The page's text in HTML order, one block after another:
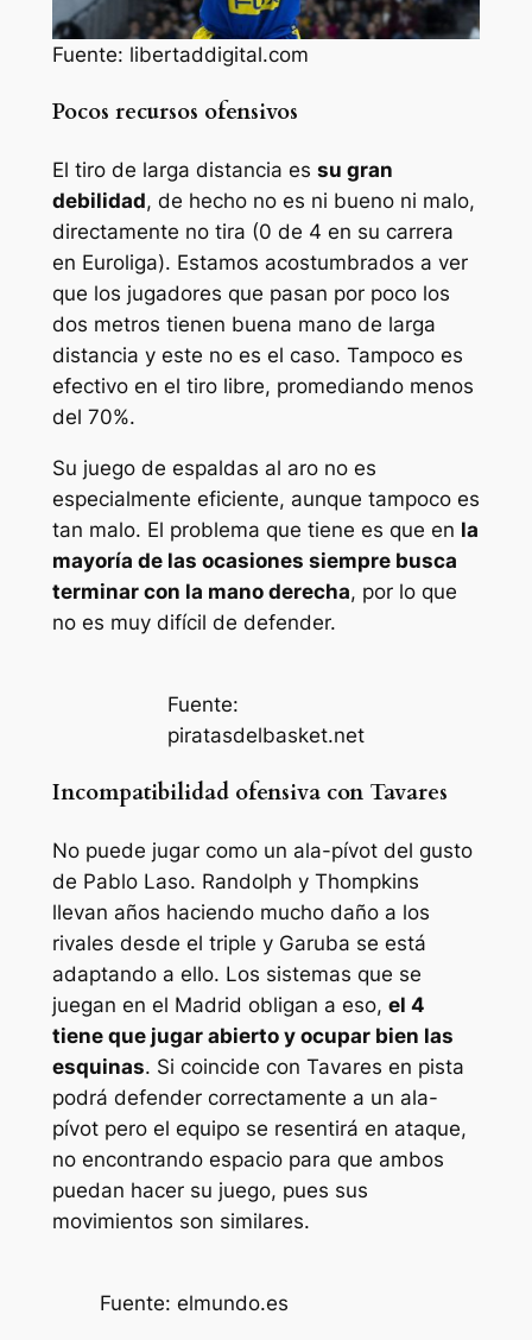
Fuente: libertaddigital.com
Pocos recursos ofensivos
El tiro de larga distancia es su gran
debilidad, de hecho no es ni bueno ni malo,
directamente no tira (0 de 4 en su carrera
en Euroliga). Estamos acostumbrados a ver
que los jugadores que pasan por poco los
dos metros tienen buena mano de larga
distancia y este no es el caso. Tampoco es
efectivo en el tiro libre, promediando menos
del 70%.
Su juego de espaldas al aro no es
especialmente eficiente, aunque tampoco es
tan malo. El problema que tiene es que en la
mayoría de las ocasiones siempre busca
terminar con la mano derecha, por lo que
no es muy difícil de defender.
Fuente:
piratasdelbasket.net
Incompatibilidad ofensiva con Tavares
No puede jugar como un ala-pívot del gusto
de Pablo Laso. Randolph y Thompkins
llevan años haciendo mucho daño a los
rivales desde el triple y Garuba se está
adaptando a ello. Los sistemas que se
juegan en el Madrid obligan a eso, el 4
tiene que jugar abierto y ocupar bien las
esquinas. Si coincide con Tavares en pista
podrá defender correctamente a un ala-
pívot pero el equipo se resentirá en ataque,
no encontrando espacio para que ambos
puedan hacer su juego, pues sus
movimientos son similares.
Fuente: elmundo.es